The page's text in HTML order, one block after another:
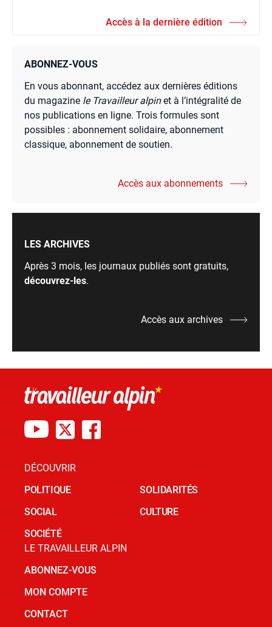
Accès à la dernière édition
ABONNEZ-VOUS
En vous abonnant, accédez aux dernières éditions
du magazine le Travailleur alpinet à l’intégralité de
nos publications en ligne. Trois formules sont
possibles : abonnement solidaire, abonnement
classique, abonnement de soutien.
Accès aux abonnements
LES ARCHIVES
Après 3 mois, les journaux publiés sont gratuits,
découvrez-les.
Accès aux archives
DÉCOUVRIR
POLITIQUE
SOCIAL
SOCIÉTÉ
SOLIDARITÉS
CULTURE
LE TRAVAILLEUR ALPIN
ABONNEZ-VOUS
MON COMPTE
CONTACT